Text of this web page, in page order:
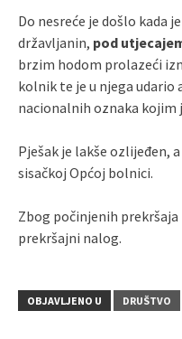
Do nesreće je došlo kada
državljanin, pod
brzim hodom prolazeći
kolnik te je u njega
nacionalnih oznaka kojim
Pješak je lakše ozlijeđen,
sisačkoj Općoj bolnici.
Zbog počinjenih
prekršajni nalog.
OBJAVLJENO U DRUŠTVO